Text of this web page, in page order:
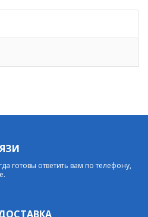
готовы ответить вам по телефону,